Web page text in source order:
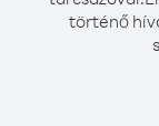
történő